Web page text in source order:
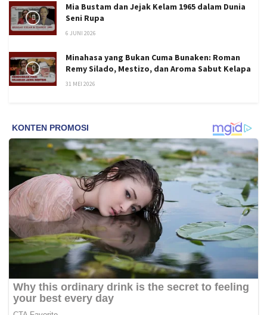
Mia Bustam dan Jejak Kelam 1965 dalam Dunia
Seni Rupa
6 JUNI 2026
Minahasa yang Bukan Cuma Bunaken: Roman
Remy Silado, Mestizo, dan Aroma Sabut Kelapa
31 MEI 2026